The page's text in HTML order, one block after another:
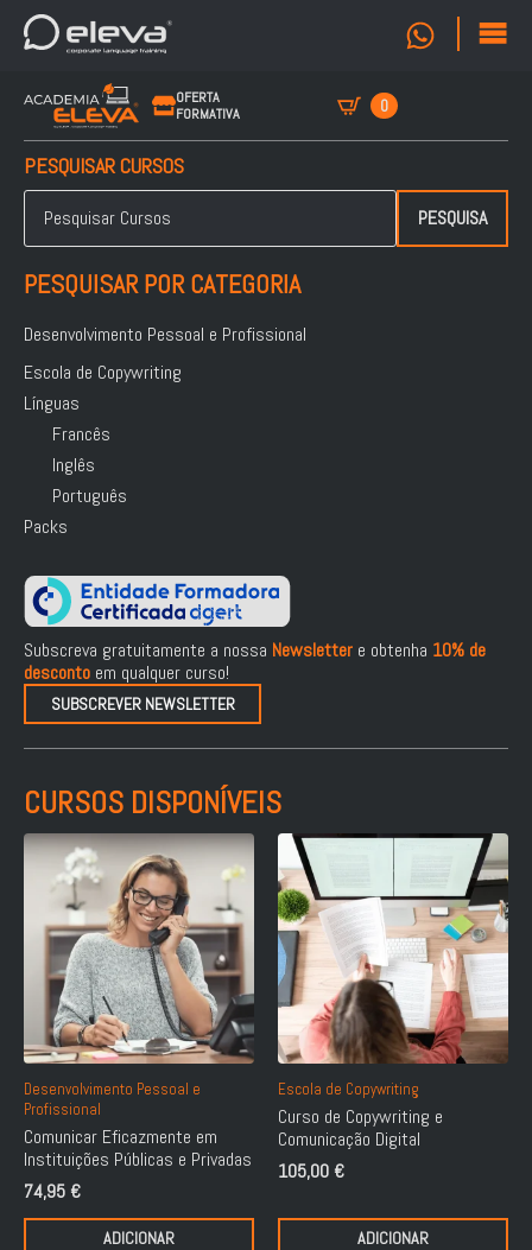
OFERTA
FORMATIVA
0
PESQUISAR CURSOS
Pesquisar
por: PESQUISA
PESQUISAR POR CATEGORIA
Desenvolvimento Pessoal e Profissional
Escola de Copywriting
Línguas
Francês
Inglês
Português
Packs
Subscreva gratuitamente a nossa Newsletter e obtenha 10% de
desconto em qualquer curso!
SUBSCREVER NEWSLETTER
CURSOS DISPONÍVEIS
Desenvolvimento Pessoal e
Profissional
Comunicar Eficazmente em
Instituições Públicas e Privadas
74,95 €
ADICIONAR
Escola de Copywriting
Curso de Copywriting e
Comunicação Digital
105,00 €
ADICIONAR